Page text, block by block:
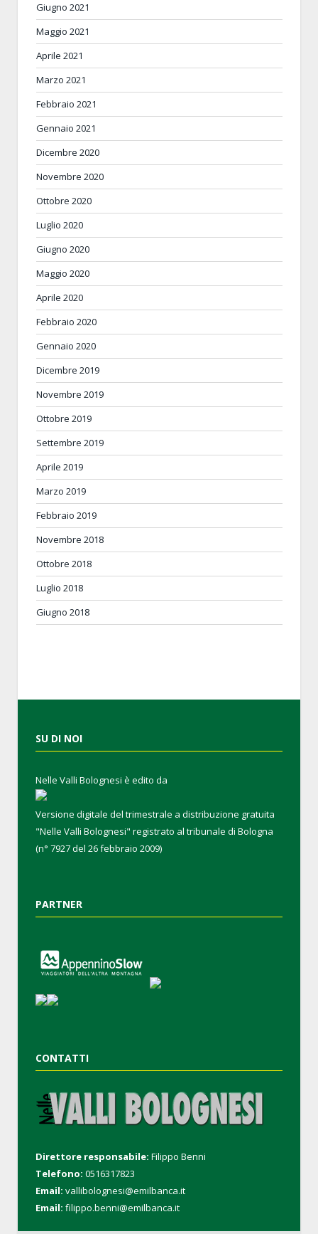
Giugno 2021
Maggio 2021
Aprile 2021
Marzo 2021
Febbraio 2021
Gennaio 2021
Dicembre 2020
Novembre 2020
Ottobre 2020
Luglio 2020
Giugno 2020
Maggio 2020
Aprile 2020
Febbraio 2020
Gennaio 2020
Dicembre 2019
Novembre 2019
Ottobre 2019
Settembre 2019
Aprile 2019
Marzo 2019
Febbraio 2019
Novembre 2018
Ottobre 2018
Luglio 2018
Giugno 2018
SU DI NOI
Nelle Valli Bolognesi è edito da
Versione digitale del trimestrale a distribuzione gratuita
"Nelle Valli Bolognesi" registrato al tribunale di Bologna
(n° 7927 del 26 febbraio 2009)
PARTNER
CONTATTI
Direttore responsabile: Filippo Benni
Telefono: 0516317823
Email: vallibolognesi@emilbanca.it
Email: filippo.benni@emilbanca.it